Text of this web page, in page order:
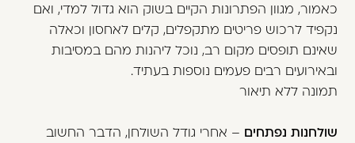
כאמור, מגוון הפתרונות הקיים בשוק הוא גדול למדי, ואם
נקפיד לרכוש פריטים מתקפלים, קלים לאחסון וכאלה
שאינם תופסים מקום רב, נוכל ליהנות מהם במסיבות
ובאירועים רבים פעמים נוספות בעתיד.
תמונה ללא תיאור
שולחנות נפתחים – אחרי גודל השולחן, הדבר החשוב